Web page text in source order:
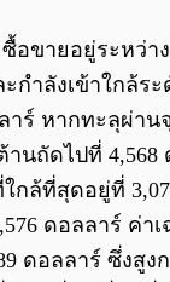
ซื้อขายอยู่ระหว่า
ะกำลังเข้าใกล้ร
าร์ หากทะลุผ่าน
นถัดไปที่ 4,568
กล้ที่สุดอยู่ที่
ดอลลาร์ ค่า
ดอลลาร์ ซึ่งสู